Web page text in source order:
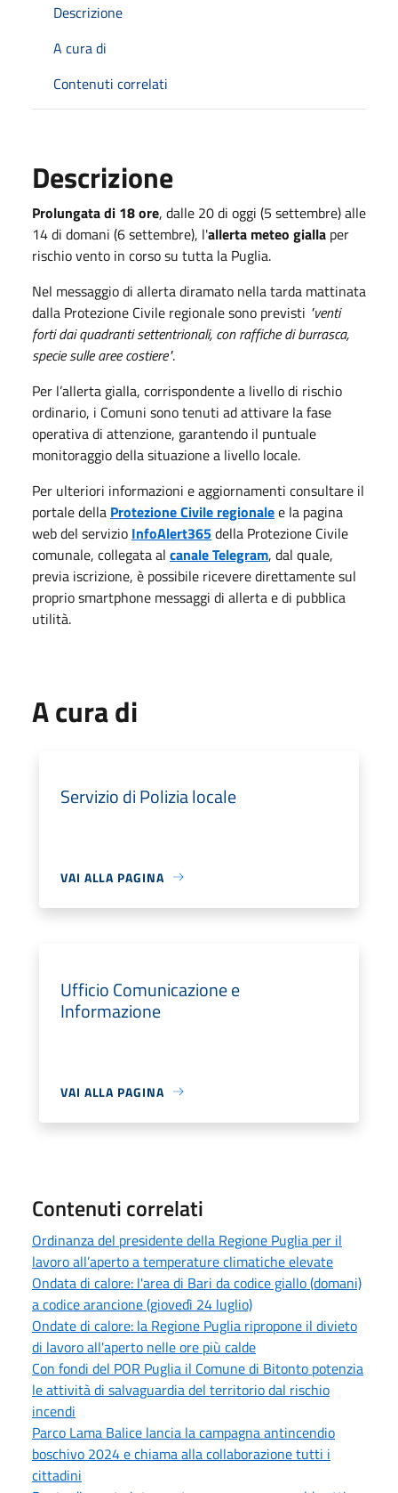
Descrizione
A cura di
Contenuti correlati
Descrizione
Prolungata di 18 ore, dalle 20 di oggi (5 settembre) alle
14 di domani (6 settembre), l'allerta meteo gialla per
rischio vento in corso su tutta la Puglia.
Nel messaggio di allerta diramato nella tarda mattinata
dalla Protezione Civile regionale sono previsti "venti
forti dai quadranti settentrionali, con raffiche di burrasca,
specie sulle aree costiere".
Per l’allerta gialla, corrispondente a livello di rischio
ordinario, i Comuni sono tenuti ad attivare la fase
operativa di attenzione, garantendo il puntuale
monitoraggio della situazione a livello locale.
Per ulteriori informazioni e aggiornamenti consultare il
portale della Protezione Civile regionalee la pagina
web del servizio InfoAlert365della Protezione Civile
comunale, collegata al canale Telegram, dal quale,
previa iscrizione, è possibile ricevere direttamente sul
proprio smartphone messaggi di allerta e di pubblica
utilità.
A cura di
Servizio di Polizia locale
VAI ALLA PAGINA
Ufficio Comunicazione e
Informazione
VAI ALLA PAGINA
Contenuti correlati
Ordinanza del presidente della Regione Puglia per il
lavoro all’aperto a temperature climatiche elevate
Ondata di calore: l'area di Bari da codice giallo (domani)
a codice arancione (giovedì 24 luglio)
Ondate di calore: la Regione Puglia ripropone il divieto
di lavoro all'aperto nelle ore più calde
Con fondi del POR Puglia il Comune di Bitonto potenzia
le attività di salvaguardia del territorio dal rischio
incendi
Parco Lama Balice lancia la campagna antincendio
boschivo 2024 e chiama alla collaborazione tutti i
cittadini